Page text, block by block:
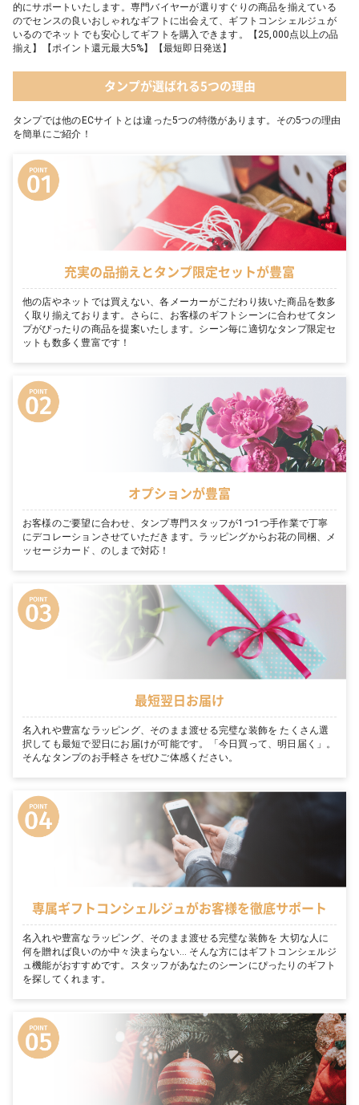
的にサポートいたします。専門バイヤーが選りすぐりの商品を揃えている
のでセンスの良いおしゃれなギフトに出会えて、ギフトコンシェルジュが
いるのでネットでも安心してギフトを購入できます。【25,000点以上の品
揃え】【ポイント還元最大5%】【最短即日発送】
タンプが選ばれる5つの理由
タンプでは他のECサイトとは違った5つの特徴があります。その5つの理由
を簡単にご紹介！
充実の品揃えとタンプ限定セットが豊富
他の店やネットでは買えない、各メーカーがこだわり抜いた商品を数多
く取り揃えております。さらに、お客様のギフトシーンに合わせてタン
プがぴったりの商品を提案いたします。シーン毎に適切なタンプ限定セ
ットも数多く豊富です！
オプションが豊富
お客様のご要望に合わせ、タンプ専門スタッフが1つ1つ手作業で丁寧
にデコレーションさせていただきます。ラッピングからお花の同梱、メ
ッセージカード、のしまで対応！
最短翌日お届け
名入れや豊富なラッピング、そのまま渡せる完璧な装飾を たくさん選
択しても最短で翌日にお届けが可能です。「今日買って、明日届く」。
そんなタンプのお手軽さをぜひご体感ください。
専属ギフトコンシェルジュがお客様を徹底サポート
名入れや豊富なラッピング、そのまま渡せる完璧な装飾を 大切な人に
何を贈れば良いのか中々決まらない… そんな方にはギフトコンシェルジ
ュ機能がおすすめです。スタッフがあなたのシーンにぴったりのギフト
を探してくれます。